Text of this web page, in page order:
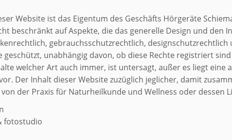
Website ist das Eigentum des Geschäfts Hörgeräte
beschränkt auf Aspekte, die das generelle Design und den
gebrauchsschutzrechtlich, designschutzrechtlich
unabhängig davon, ob diese Rechte registriert
welcher Art auch immer, ist untersagt, außer es liegt eine
Der Inhalt dieser Website zuzüglich jeglicher, damit
der Praxis für Naturheilkunde und Wellness oder dessen
fotostudio